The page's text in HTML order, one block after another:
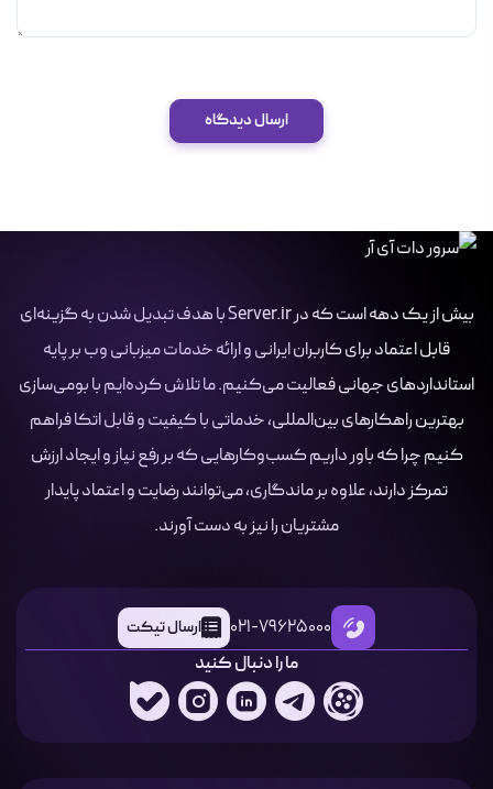
ارسال دیدگاه
بیش از یک دهه است که در Server.ir با هدف تبدیل شدن به گزینه‌ای
قابل اعتماد برای کاربران ایرانی و ارائه خدمات میزبانی وب بر پایه
استانداردهای جهانی فعالیت می‌کنیم. ما تلاش کرده‌ایم با بومی‌سازی
بهترین راهکارهای بین‌المللی، خدماتی با کیفیت و قابل اتکا فراهم
کنیم چرا که باور داریم کسب‌وکارهایی که بر رفع نیاز و ایجاد ارزش
تمرکز دارند، علاوه بر ماندگاری، می‌توانند رضایت و اعتماد پایدار
مشتریان را نیز به دست آورند.
021-79625000 ارسال تیکت
ما را دنبال کنید